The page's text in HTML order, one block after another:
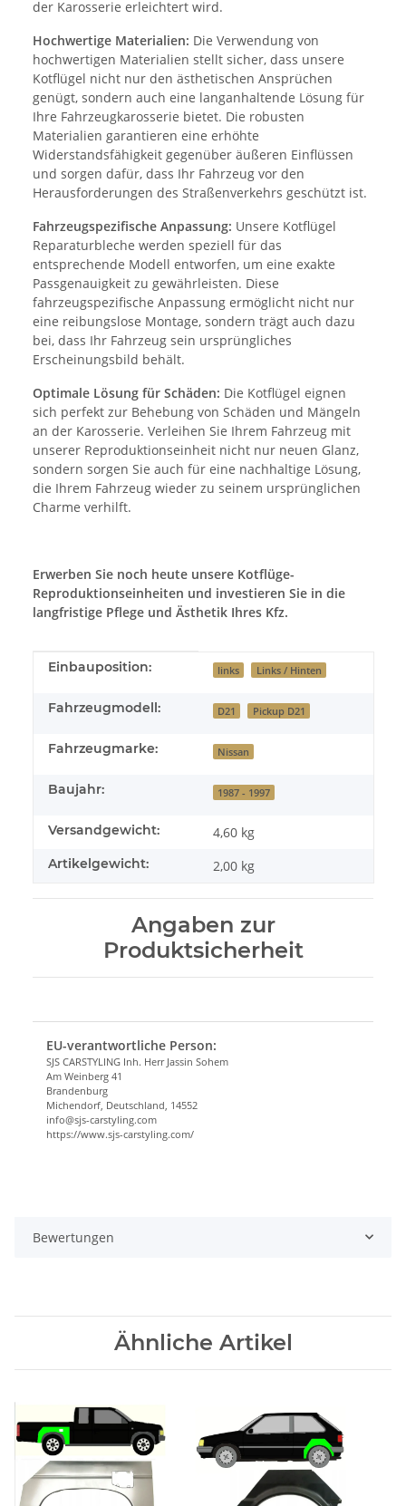
der Karosserie erleichtert wird.
Hochwertige Materialien: Die Verwendung von
hochwertigen Materialien stellt sicher, dass unsere
Kotflügel nicht nur den ästhetischen Ansprüchen
genügt, sondern auch eine langanhaltende Lösung für
Ihre Fahrzeugkarosserie bietet. Die robusten
Materialien garantieren eine erhöhte
Widerstandsfähigkeit gegenüber äußeren Einflüssen
und sorgen dafür, dass Ihr Fahrzeug vor den
Herausforderungen des Straßenverkehrs geschützt ist.
Fahrzeugspezifische Anpassung: Unsere Kotflügel
Reparaturbleche werden speziell für das
entsprechende Modell entworfen, um eine exakte
Passgenauigkeit zu gewährleisten. Diese
fahrzeugspezifische Anpassung ermöglicht nicht nur
eine reibungslose Montage, sondern trägt auch dazu
bei, dass Ihr Fahrzeug sein ursprüngliches
Erscheinungsbild behält.
Optimale Lösung für Schäden: Die Kotflügel eignen
sich perfekt zur Behebung von Schäden und Mängeln
an der Karosserie. Verleihen Sie Ihrem Fahrzeug mit
unserer Reproduktionseinheit nicht nur neuen Glanz,
sondern sorgen Sie auch für eine nachhaltige Lösung,
die Ihrem Fahrzeug wieder zu seinem ursprünglichen
Charme verhilft.
Erwerben Sie noch heute unsere Kotflüge-
Reproduktionseinheiten und investieren Sie in die
langfristige Pflege und Ästhetik Ihres Kfz.
Produkteigenschaft
Wert
Einbauposition: links Links / Hinten
Fahrzeugmodell: D21 Pickup D21
Fahrzeugmarke: Nissan
Baujahr: 1987 - 1997
Versandgewicht: 4,60 kg
Artikelgewicht: 2,00 kg
Angaben zur
Produktsicherheit
EU-verantwortliche Person:
SJS CARSTYLING Inh. Herr Jassin Sohem
Am Weinberg 41
Brandenburg
Michendorf, Deutschland, 14552
info@sjs-carstyling.com
https://www.sjs-carstyling.com/
Bewertungen
Ähnliche Artikel